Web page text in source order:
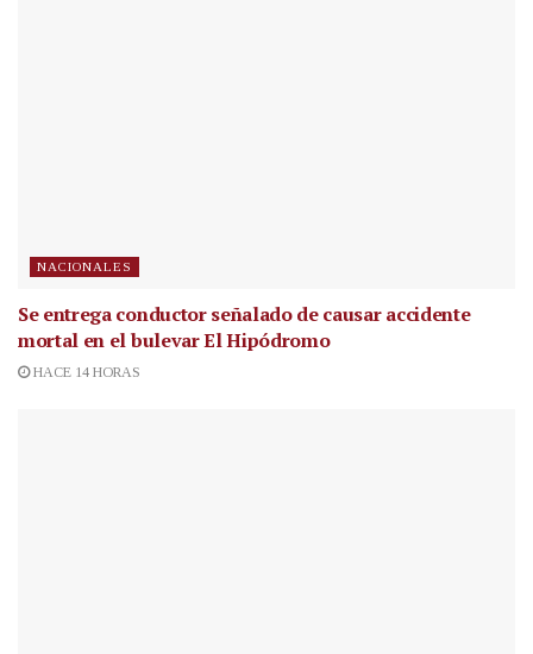
NACIONALES
Se entrega conductor señalado de causar accidente
mortal en el bulevar El Hipódromo
HACE 14 HORAS